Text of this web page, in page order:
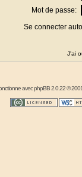
Mot de passe:
Se connecter
J'ai
avecphpBB2.0.22 ©